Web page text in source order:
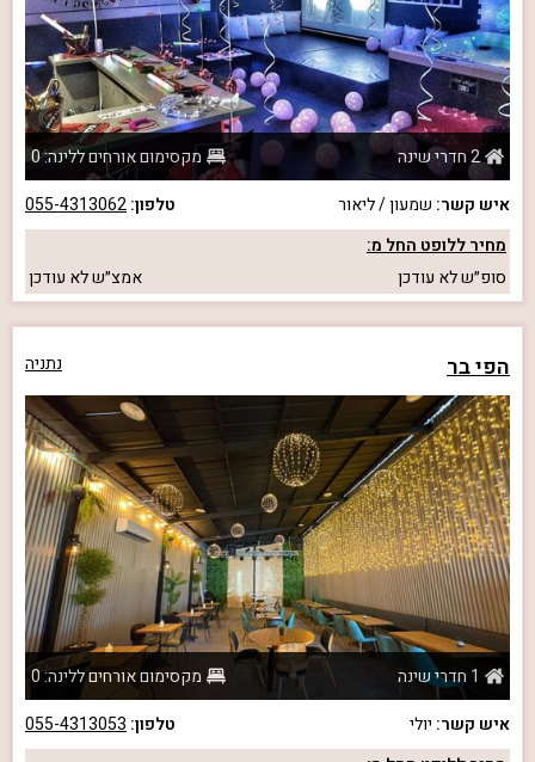
2 חדרי שינה
מקסימום אורחים ללינה: 0
איש קשר: שמעון / ליאור טלפון:055-4313062
מחיר ללופט החל מ:
סופ״שלא עודכן אמצ״שלא עודכן
הפי בר נתניה
1 חדרי שינה
מקסימום אורחים ללינה: 0
איש קשר: יולי טלפון: 055-4313053